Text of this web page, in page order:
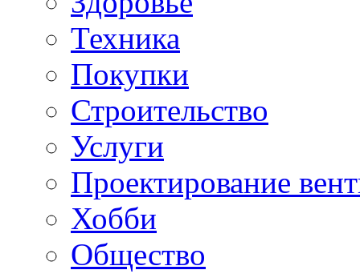
Техника
Покупки
Строительство
Услуги
Проектирование
Хобби
Общество